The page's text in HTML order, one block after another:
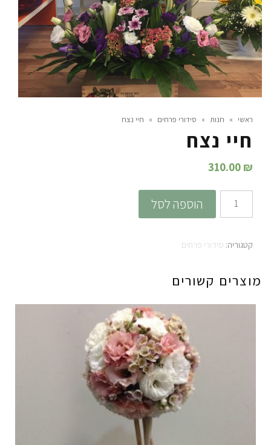
ראשי » חנות » סידורי פרחים » חיי נצח
חיי נצח
310.00 ₪
כמות
של
נצח
הוספה לסל
קטגוריה: סידורי פרחים
מוצרים קשורים